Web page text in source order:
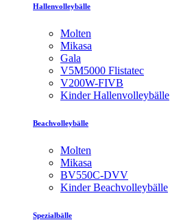
Hallenvolleybälle
Molten
Mikasa
Gala
V5M5000 Flistatec
V200W-FIVB
Kinder Hallenvolleybälle
Beachvolleybälle
Molten
Mikasa
BV550C-DVV
Kinder Beachvolleybälle
Spezialbälle